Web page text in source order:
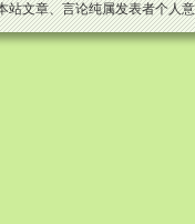
站文章、言论纯属发表者个人